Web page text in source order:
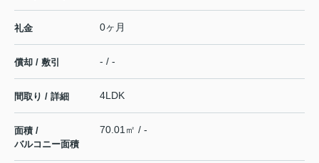
礼金 0ヶ月
償却 / 敷引 - / -
間取り / 詳細 4LDK
面積 /
バルコニー面積
70.01㎡ / -